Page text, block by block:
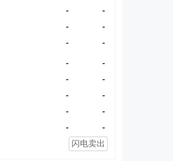
-
-
-
-
- -
-
-
-
-
-
-
-
-
-
-
闪电卖出